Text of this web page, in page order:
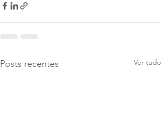
Posts recentes Ver tudo